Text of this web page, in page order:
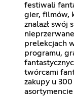
festiwali
gier, filmów,
znalazł swój
prelekcjach
programu,
twórcami
zakupy u